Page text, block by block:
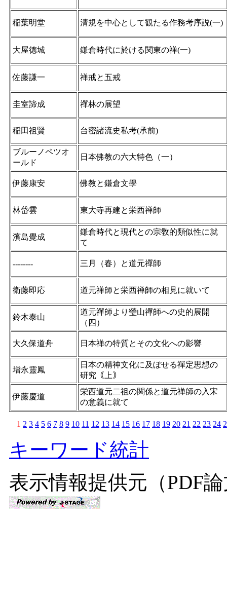
稲葉明堂 清規を中心として観たる作務考序説(一)
大屋徳城 鎌倉時代に於ける関東の禅(一)
佐藤謙一 禅戒と五戒
圭室諦成 禪林の展望
稲田祖賢 台密諸流史私考(承前)
ブルーノペツオ
ールド
日本佛教の六大特色（一）
伊藤康安 佛教と鎌倉文學
林岱雲 東大寺再建と栄西禅師
濱島覺成
鎌倉時代と現代との宗敎的類似性に就
て
-------- 三月（春）と道元禪師
衛藤即応 道元禅師と栄西禅師の相見に就いて
鈴木泰山
道元禪師より瑩山禪師への史的展開
（四）
大久保道舟 日本禅の特質とその文化への影響
增永靈鳳
日本の精神文化に及ぼせる禪定思想の
研究｟上｠
伊藤慶道
栄西道元二祖の関係と道元禅師の入宋
の意義に就て
1 2 3 4 5 6 7 8 9 10 11 12 13 14 15 16 17 18 19 20 21 22 23 24
キーワード統計
表示情報提供元（PDF